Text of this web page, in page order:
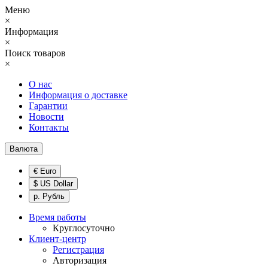
Меню
×
Информация
×
Поиск товаров
×
О нас
Информация о доставке
Гарантии
Новости
Контакты
Валюта
€ Euro
$ US Dollar
р. Рубль
Время работы
Круглосуточно
Клиент-центр
Регистрация
Авторизация